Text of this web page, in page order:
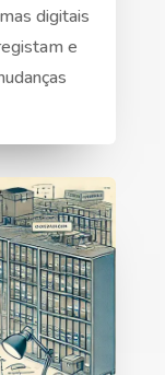
digitais
e